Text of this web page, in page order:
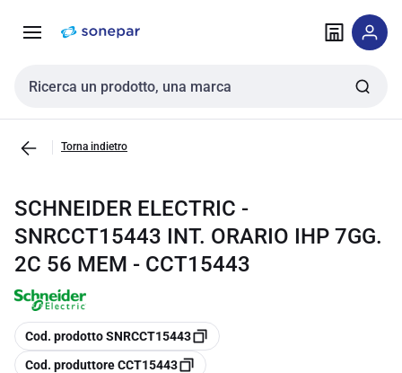
navigazione alla
Cerca input
Torna indietro
SCHNEIDER ELECTRIC -
SNRCCT15443 INT. ORARIO IHP 7GG.
2C 56 MEM - CCT15443
copia
Cod. prodotto SNRCCT15443
copia
Cod. produttore CCT15443